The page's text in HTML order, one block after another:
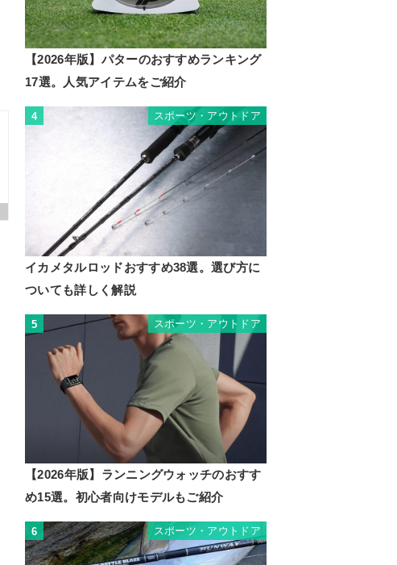
【2026年版】パターのおすすめランキング
17選。人気アイテムをご紹介
4 スポーツ・アウトドア
イカメタルロッドおすすめ38選。選び方に
ついても詳しく解説
5 スポーツ・アウトドア
【2026年版】ランニングウォッチのおすす
め15選。初心者向けモデルもご紹介
6 スポーツ・アウトドア